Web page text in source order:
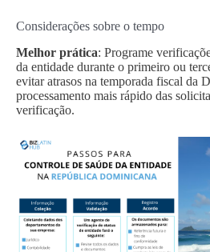
Considerações sobre o tempo
Melhor prática: Programe
da entidade durante o primeiro ou
evitar atrasos na temporada fiscal da
processamento mais rápido das
verificação.